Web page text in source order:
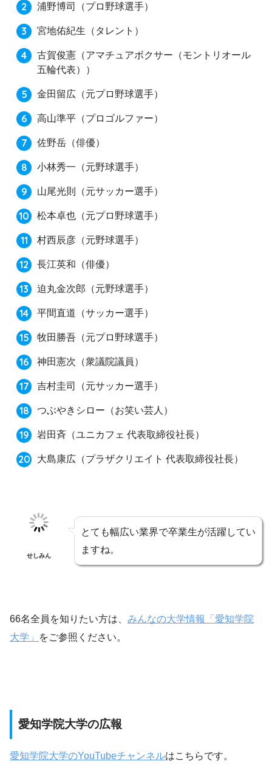
浦野博司 （プロ野球選手）
宮地佑紀生 （タレント）
古賀俊憲 （アマチュアボクサー（モントリオール
五輪代表））
金田留広 （元プロ野球選手）
高山準平 （プロゴルファー）
佐野岳 （俳優）
小林秀一 （元野球選手）
山尾光則 （元サッカー選手）
松本卓也 （元プロ野球選手）
村西辰彦 （元野球選手）
長江英和 （俳優）
迫丸金次郎 （元野球選手）
平間直道 （サッカー選手）
牧田勝吾 （元プロ野球選手）
神田憲次 （衆議院議員）
吉村圭司 （元サッカー選手）
つぶやきシロー （お笑い芸人）
岩田斉 （ユニカフェ 代表取締役社長）
大島康広 （プラザクリエイト 代表取締役社長）
せしみん
とても幅広い業界で卒業生が活躍してい
ますね。
66名全員を知りたい方は、 みんなの大学情報「愛知学院
大学」
をご参照ください。
愛知学院大学の広報
愛知学院大学のYouTubeチャンネルはこちらです。